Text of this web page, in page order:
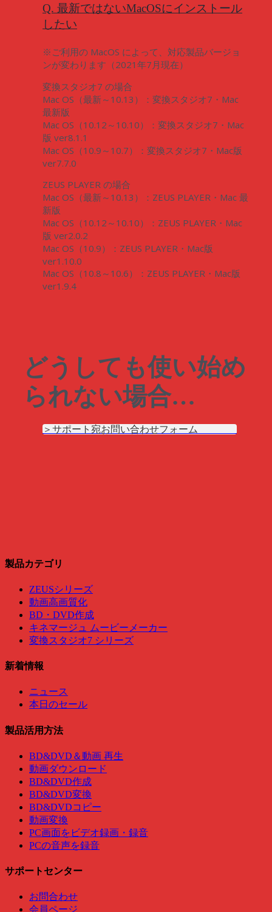
Q. 最新ではないMacOSにインストール
したい
※ご利用の MacOS によって、対応製品バージョ
ンが変わります（2021年7月現在）
変換スタジオ7 の場合
Mac OS（最新～10.13）：変換スタジオ7・Mac
最新版
Mac OS（10.12～10.10）：変換スタジオ7・Mac
版 ver8.1.1
Mac OS（10.9～10.7）：変換スタジオ7・Mac版
ver7.7.0
ZEUS PLAYER の場合
Mac OS（最新～10.13）：ZEUS PLAYER・Mac 最
新版
Mac OS（10.12～10.10）：ZEUS PLAYER・Mac
版 ver2.0.2
Mac OS（10.9）：ZEUS PLAYER・Mac版
ver1.10.0
Mac OS（10.8～10.6）：ZEUS PLAYER・Mac版
ver1.9.4
どうしても使い始め
られない場合…
＞サポート宛お問い合わせフォーム
製品カテゴリ
ZEUSシリーズ
動画高画質化
BD・DVD作成
キネマージュ ムービーメーカー
変換スタジオ7 シリーズ
新着情報
ニュース
本日のセール
製品活用方法
BD&DVD＆動画 再生
動画ダウンロード
BD&DVD作成
BD&DVD変換
BD&DVDコピー
動画変換
PC画面をビデオ録画・録音
PCの音声を録音
サポートセンター
お問合わせ
会員ページ